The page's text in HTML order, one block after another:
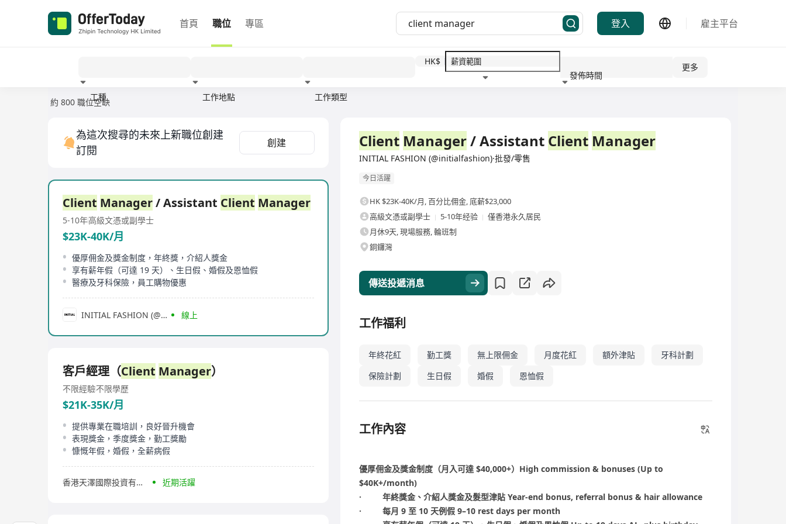
首頁 職位 專區 登入 雇主平台
工種 工作地點 工作類型
HK$
發佈時間
更多
約 800 職位空缺
為這次搜尋的未來上新職位創建
訂閱
創建
Client Manager/ Assistant Client Manager
5-10年高級文憑或副學士
$23K-40K/月
優厚佣金及獎金制度，年終獎，介紹人獎金
享有薪年假（可達 19 天）、生日假、婚假及恩恤假
醫療及牙科保險，員工購物優惠
INITIAL FASHION (@initialfashion) 線上
客戶經理（Client Manager）
不限經驗不限學歷
$21K-35K/月
提供專業在職培訓，良好晉升機會
表現獎金，季度獎金，勤工獎勵
慷慨年假，婚假，全薪病假
香港天澤國際投資有限公司 近期活躍
Client Manager/ Assistant Client Manager
INITIAL FASHION (@initialfashion)·批發/零售
今日活躍
HK $23K-40K/月,百分比佣金, 底薪$23,000
高級文憑或副學士
5-10年经验
僅香港永久居民
月休9天, 現場服務, 輪班制
銅鑼灣
傳送投遞消息
工作福利
年終花紅 勤工獎 無上限佣金 月度花紅 額外津貼
牙科計劃
保險計劃
生日假 婚假 恩恤假
工作內容
優厚佣金及獎金制度（月入可達 $40,000+）High commission & bonuses (Up to
$40K+/month)
· 年終獎金、介紹人獎金及髮型津貼 Year-end bonus, referral bonus & hair allowance
· 每月 9 至 10 天例假 9–10 rest days per month